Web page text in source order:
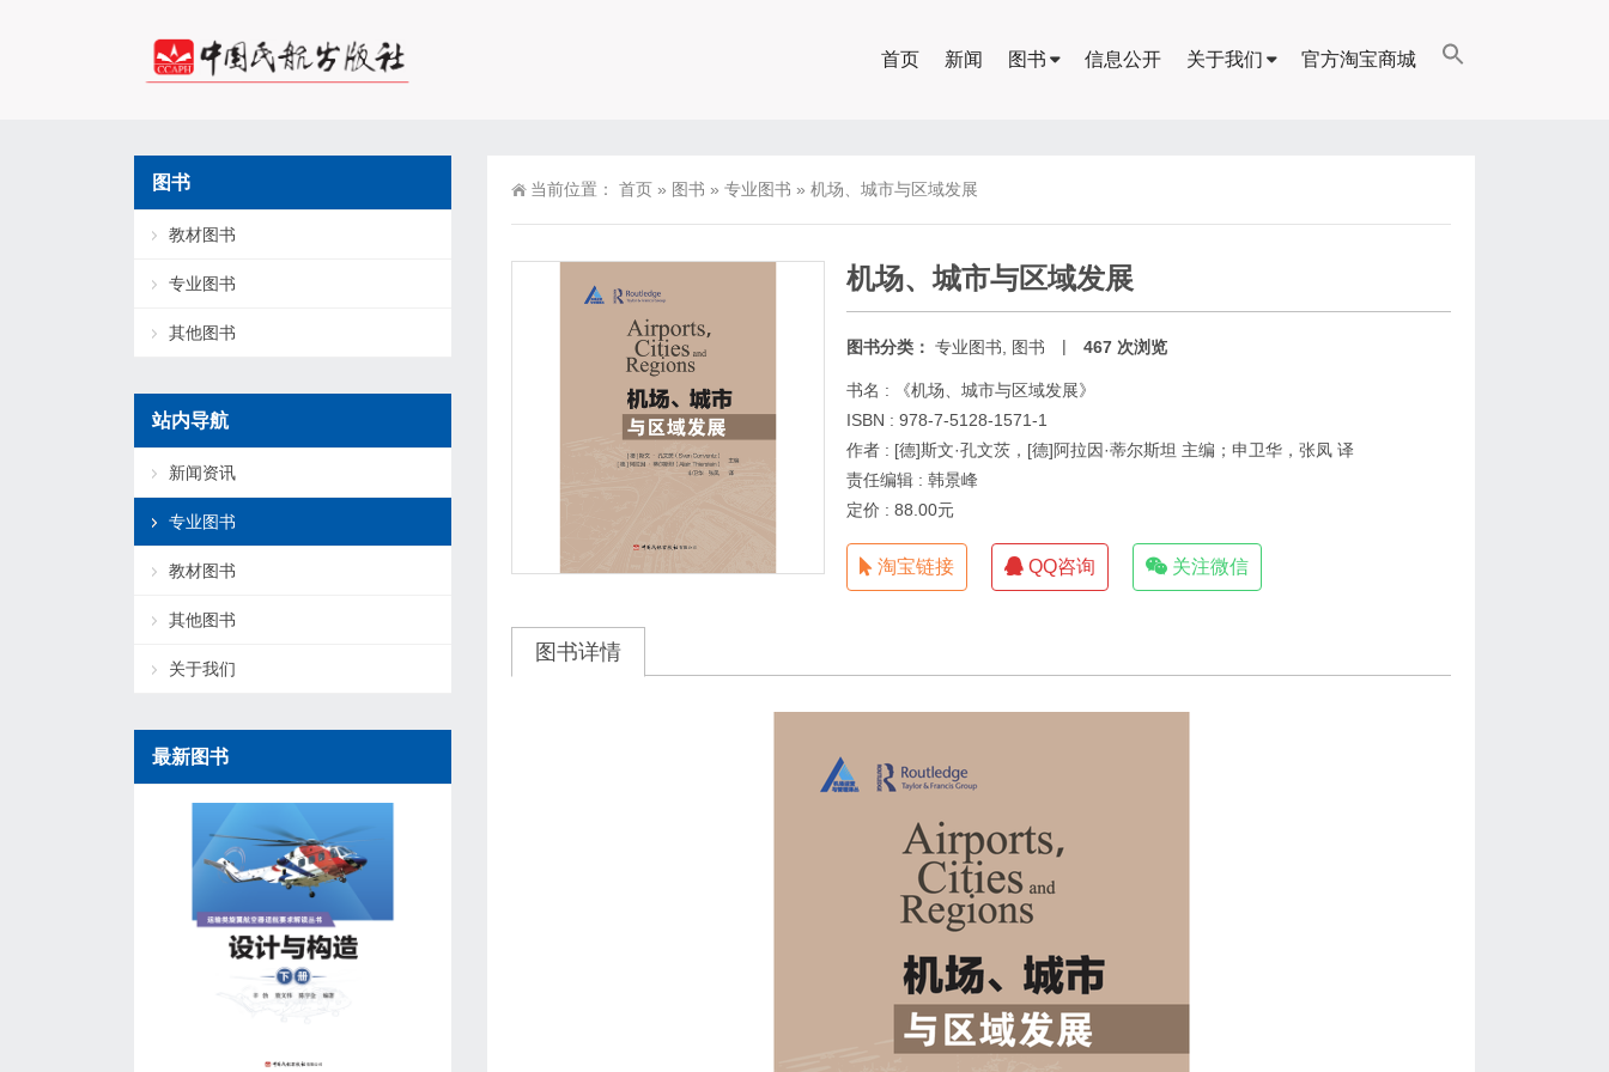
首页 新闻 图书 信息公开 关于我们 官方淘宝商城
当前位置： 首页 » 图书 » 专业图书 » 机场、城市与区域发展
机场、城市与区域发展
图书分类： 专业图书 图书 | 467 次浏览
书名 : 《机场、城市与区域发展》
ISBN : 978-7-5128-1571-1
作者 : [德]斯文·孔文茨，[德]阿拉因·蒂尔斯坦 主编；申卫华，张凤 译
责任编辑 : 韩景峰
定价 : 88.00元
淘宝链接 QQ咨询 关注微信
图书详情
图书
教材图书
专业图书
其他图书
站内导航
新闻资讯
专业图书
教材图书
其他图书
关于我们
最新图书